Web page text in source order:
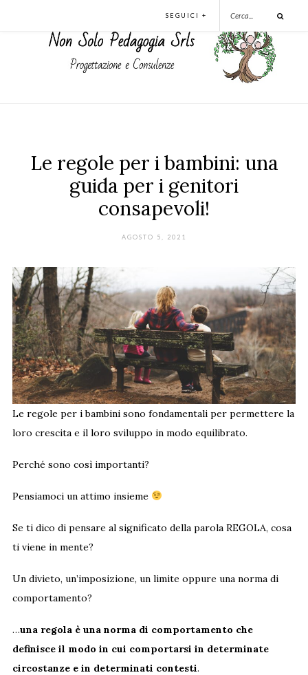
SEGUICI +
Le regole per i bambini: una
guida per i genitori
consapevoli!
AGOSTO 5, 2021
Le regole per i bambini sono fondamentali per permettere la
loro crescita e il loro sviluppo in modo equilibrato.
Perché sono così importanti?
Pensiamoci un attimo insieme
Se ti dico di pensare al significato della parola REGOLA, cosa
ti viene in mente?
Un divieto, un’imposizione, un limite oppure una norma di
comportamento?
…una regola è una norma di comportamento che
definisce il modo in cui comportarsi in determinate
circostanze e in determinati contesti.